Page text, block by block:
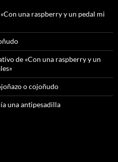
una raspberry y un pedal mi
de «Con una raspberry y un
o cojoñudo
una antipesadilla